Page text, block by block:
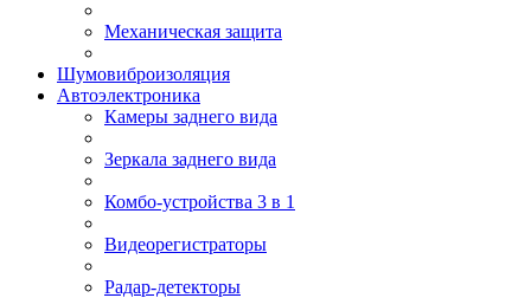
Механическая защита
Шумовиброизоляция
Автоэлектроника
Камеры заднего вида
Зеркала заднего вида
Комбо-устройства 3 в 1
Видеорегистраторы
Радар-детекторы